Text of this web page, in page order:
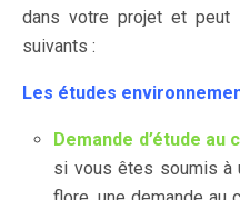
dans votre projet et
suivants :
Les études
Demande d’étude au
si vous êtes soumis à